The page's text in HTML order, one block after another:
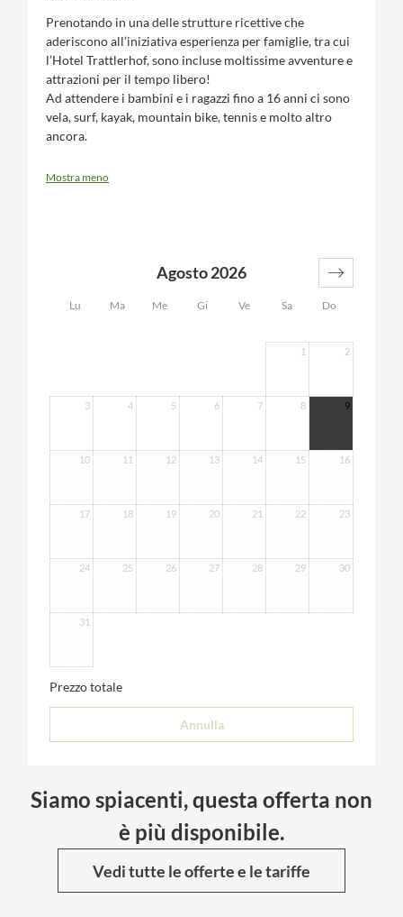
Prenotando in una delle strutture ricettive che
aderiscono all’iniziativa esperienza per famiglie, tra cui
l’Hotel Trattlerhof, sono incluse moltissime avventure e
attrazioni per il tempo libero!
Ad attendere i bambini e i ragazzi fino a 16 anni ci sono
vela, surf, kayak, mountain bike, tennis e molto altro
ancora.
Mostra meno
Lu Ma Me Gi Ve Sa Do
Agosto 2026
1 2
3 4 5 6 7 8 9
10 11 12 13 14 15 16
17 18 19 20 21 22 23
24 25 26 27 28 29 30
31
Prezzo totale
Annulla
Siamo spiacenti, questa offerta non
è più disponibile.
Vedi tutte le offerte e le tariffe